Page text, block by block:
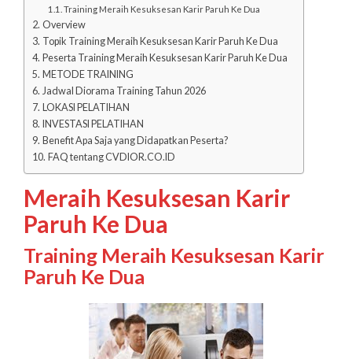
Training Meraih Kesuksesan Karir Paruh Ke Dua
Overview
Topik Training Meraih Kesuksesan Karir Paruh Ke Dua
Peserta Training Meraih Kesuksesan Karir Paruh Ke Dua
METODE TRAINING
Jadwal Diorama Training Tahun 2026
LOKASI PELATIHAN
INVESTASI PELATIHAN
Benefit Apa Saja yang Didapatkan Peserta?
FAQ tentang CVDIOR.CO.ID
Meraih Kesuksesan Karir
Paruh Ke Dua
Training Meraih Kesuksesan Karir
Paruh Ke Dua